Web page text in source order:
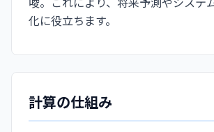
化に役立ちます。
計算の仕組み